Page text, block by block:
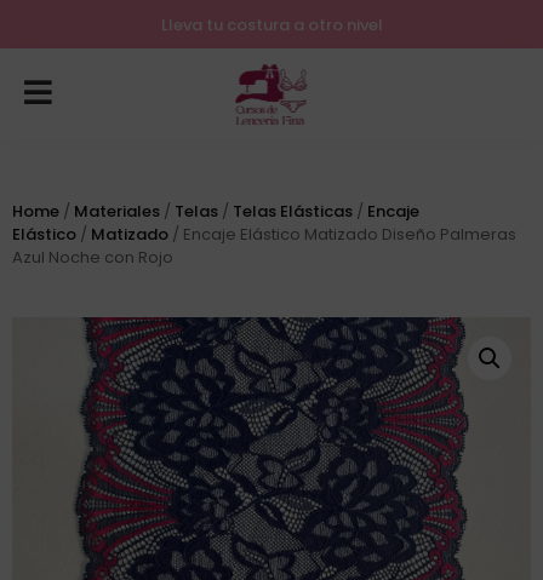
Lleva tu costura a otro nivel
Home / Materiales / Telas / Telas Elásticas / Encaje
Elástico / Matizado / Encaje Elástico Matizado Diseño Palmeras
Azul Noche con Rojo